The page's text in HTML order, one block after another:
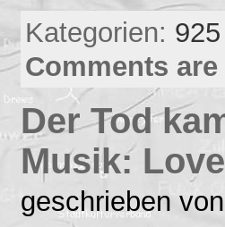
Kategorien:
Comments
Der Tod
Musik:
geschrieben